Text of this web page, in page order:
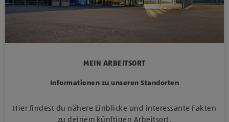
MEIN ARBEITSORT
Informationen zu unseren Standorten
Hier findest du nähere Einblicke und interessante Fakten
zu deinem künftigen Arbeitsort.